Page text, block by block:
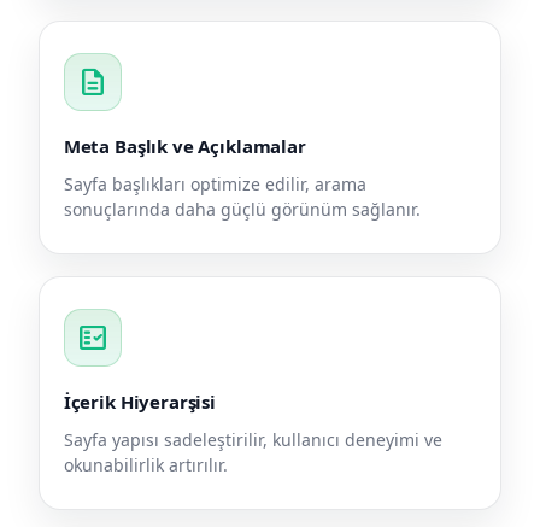
description
Meta Başlık ve Açıklamalar
Sayfa başlıkları optimize edilir, arama
sonuçlarında daha güçlü görünüm sağlanır.
fact_check
İçerik Hiyerarşisi
Sayfa yapısı sadeleştirilir, kullanıcı deneyimi ve
okunabilirlik artırılır.